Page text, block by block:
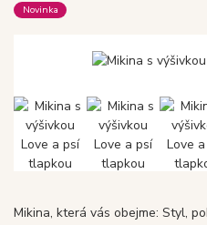
Novinka
Mikina, která vás obejme: Styl,